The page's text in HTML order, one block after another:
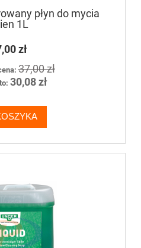
płyn do mycia
1L
zł
37,00 zł
30,08 zł